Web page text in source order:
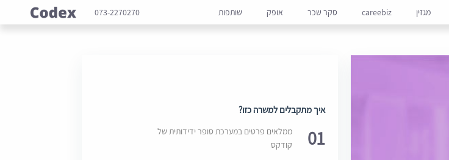
מגזין careebiz סקר שכר אופק שותפות 073-2270270
איך מתקבלים למשרה כזו?
01
ממלאים פרטים במערכת סופר ידידותית של
קודקס